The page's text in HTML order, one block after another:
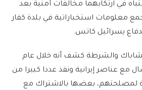
2025، للاشتباه في ارتكابهما مخالفات أمنية بعد
معلومات استخباراتية في بلدة كفار
يسرائيل كاتس.
والشرطة كشف أنه خلال عام
مع عناصر إيرانية ونفذ عددا كبيرا من
لمصلحتهم، بعضها بالاشتراك مع